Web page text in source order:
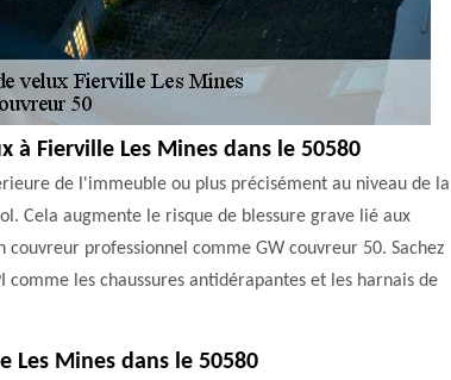
à Fierville Les Mines dans le 50580
de l'immeuble ou plus précisément au niveau de la
Cela augmente le risque de blessure grave lié aux
professionnel comme GW couvreur 50. Sachez
les chaussures antidérapantes et les harnais de
Les Mines dans le 50580